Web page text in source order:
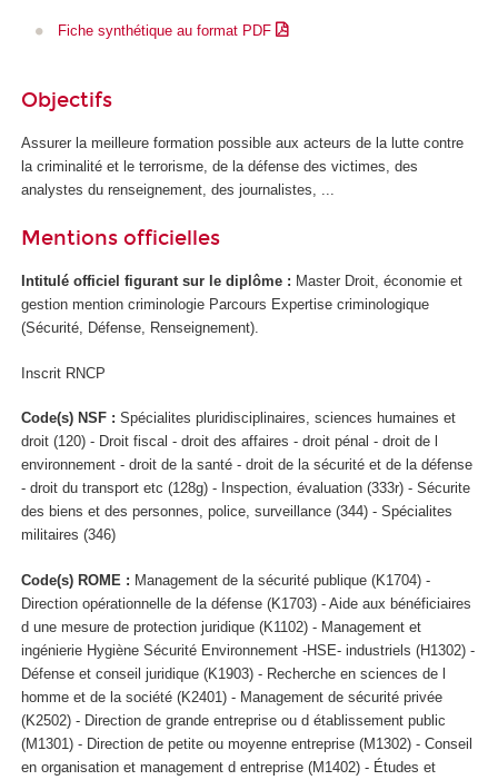
Fiche synthétique au format PDF
Objectifs
Assurer la meilleure formation possible aux acteurs de la lutte contre
la criminalité et le terrorisme, de la défense des victimes, des
analystes du renseignement, des journalistes, ...
Mentions officielles
Intitulé officiel figurant sur le diplôme : Master Droit, économie et
gestion mention criminologie Parcours Expertise criminologique
(Sécurité, Défense, Renseignement).
Inscrit RNCP
Code(s) NSF : Spécialites pluridisciplinaires, sciences humaines et
droit (120) - Droit fiscal - droit des affaires - droit pénal - droit de l
environnement - droit de la santé - droit de la sécurité et de la défense
- droit du transport etc (128g) - Inspection, évaluation (333r) - Sécurite
des biens et des personnes, police, surveillance (344) - Spécialites
militaires (346)
Code(s) ROME : Management de la sécurité publique (K1704) -
Direction opérationnelle de la défense (K1703) - Aide aux bénéficiaires
d une mesure de protection juridique (K1102) - Management et
ingénierie Hygiène Sécurité Environnement -HSE- industriels (H1302) -
Défense et conseil juridique (K1903) - Recherche en sciences de l
homme et de la société (K2401) - Management de sécurité privée
(K2502) - Direction de grande entreprise ou d établissement public
(M1301) - Direction de petite ou moyenne entreprise (M1302) - Conseil
en organisation et management d entreprise (M1402) - Études et